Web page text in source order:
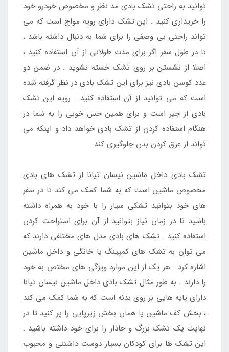
توانید به راحتی تشک بادی مد نظر و مخصوص خودرو خود
را خریداری کنید . این تشک دارای رویه مواج است که می
تواند راحتی بی وصفی را برای شما به دنبال داشته باشد ،
تا در طول سفر اگر برای مدت طولانی از آن استفاده کنید ،
اصلا از نشستن بر روی تشک خسته نشوید . در ضمن دو
عدد کوسن بادی نیز برای این تشک بادی در نظر گرفته شده
است که می توانید از آن استفاده کنید . رویه این تشک
بادی از جیر است و برای همین حس خوبی را به شما در
هنگام استفاده کردن از تشک بادی خواهد داد و اینکه می
تواند از عرق کردن بدن جلوگیری کند .
تشک بادی داخل ماشین نیسان تیانا از تشک های بادی
مخصوص ماشین است که به شما کمک می کند تا در سفر
های خود بتوانید تشکی سیار را با خود به همراه داشته
باشید تا در زمان نیاز بتوانید از آن برای استراحت کردن
استفاده کنید . تشک های بادی مدل های مختلفی دارند که
می توان به تشک های کمپینگ یا خانگی و داخل ماشین
اشاره کرد . هر یک از این موارد ویژگی های مختص به خود
را دارند . به طور مثال تشک بادی داخل ماشین نیسان تیانا
دارای پایه هایی بر روی بدنه است که به شما کمک می کند
، بخش کف ماشین یا همان بخش زیرپایی را پر کنید تا در
نهایت یک تشک بزرگ و جادار را برای خود داشته باشید .
این تشک ها برای کودکان بسیار دوست داشتنی و محبوب